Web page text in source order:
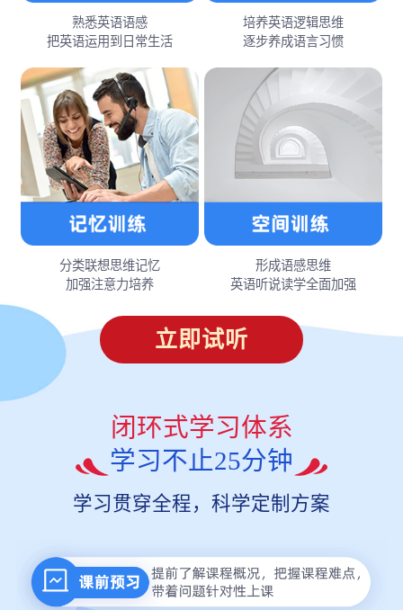
熟悉英语语感
把英语运用到日常生活
培养英语逻辑思维
逐步养成语言习惯
分类联想思维记忆
加强注意力培养
形成语感思维
英语听说读学全面加强
立即试听
闭环式学习体系
学习不止25分钟
学习贯穿全程，科学定制方案